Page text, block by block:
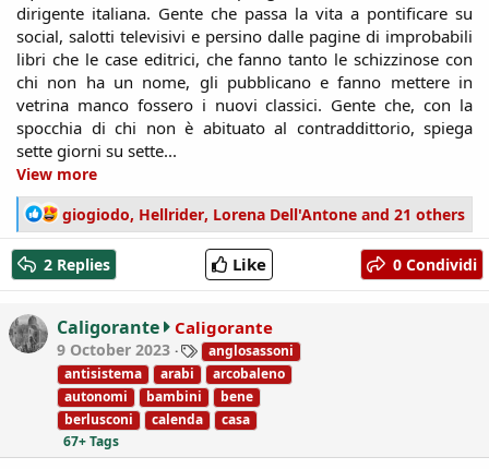
dirigente italiana. Gente che passa la vita a pontificare su
social, salotti televisivi e persino dalle pagine di improbabili
libri che le case editrici, che fanno tanto le schizzinose con
chi non ha un nome, gli pubblicano e fanno mettere in
vetrina manco fossero i nuovi classici. Gente che, con la
spocchia di chi non è abituato al contraddittorio, spiega
sette giorni su sette...​
View more
R
e
a
c
t
i
o
n
s
:
giogiodo, Hellrider, Lorena Dell'Antone and 21 others
2 Replies Like 0 Condividi
Caligorante Caligorante
9 October 2023
T
a
g
s
anglosassoni
antisistema
arabi
arcobaleno
autonomi
bambini
bene
berlusconi
calenda
casa
67+ Tags